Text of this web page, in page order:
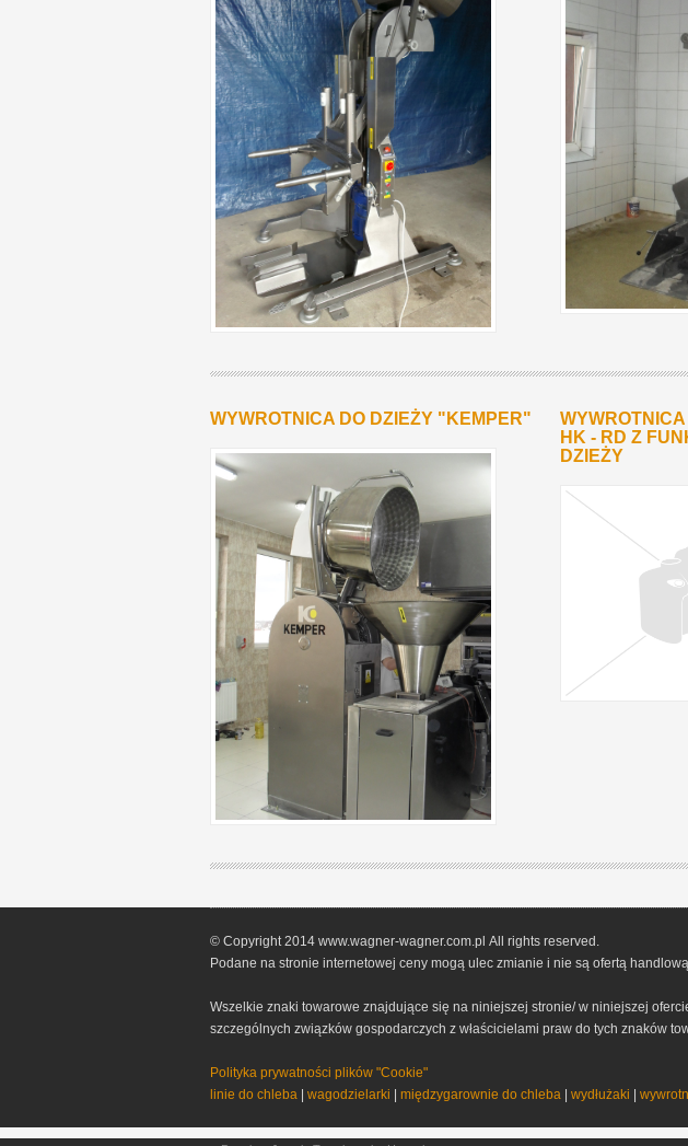
WYWROTNICA DO DZIEŻY "KEMPER"
HK - RD Z
DZIEŻY
© Copyright 2014 www.wagner-wagner.com.pl All rights reserved.
Podane na stronie internetowej ceny mogą ulec zmianie i nie są ofertą
Wszelkie znaki towarowe znajdujące się na niniejszej stronie/ w niniejszej
szczególnych związków gospodarczych z właścicielami praw do tych znaków
Polityka prywatności plików "Cookie"
linie do chleba
wagodzielarki międzygarownie do chleba wydłużaki